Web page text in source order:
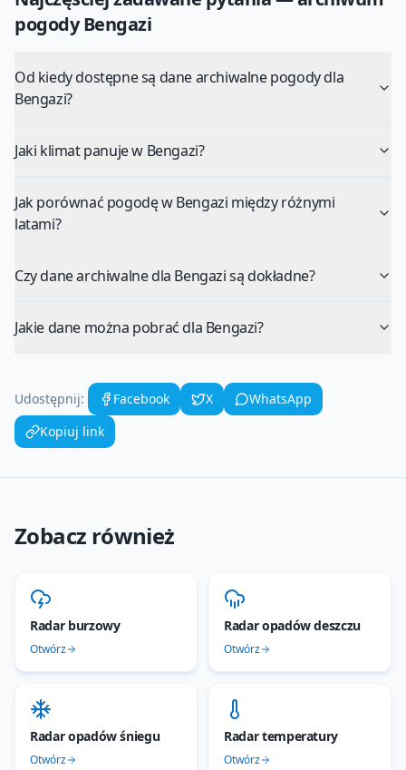
pogodyBengazi
Od kiedy dostępne są dane archiwalne pogody dla
Bengazi?
Jaki klimat panuje w Bengazi?
Jak porównać pogodę w Bengazi między różnymi
latami?
Czy dane archiwalne dla Bengazi są dokładne?
Jakie dane można pobrać dla Bengazi?
Udostępnij: Facebook X
WhatsApp
Kopiuj link
Zobacz również
Radar burzowy
Otwórz
Radar opadów deszczu
Otwórz
Radar opadów śniegu
Otwórz
Radar temperatury
Otwórz